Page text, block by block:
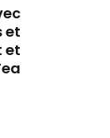
et
et